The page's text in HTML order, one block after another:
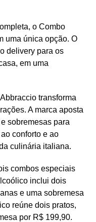
o Combo
uma única opção. O
delivery para os
em uma
transforma
A marca aposta
sobremesas para
conforto e ao
culinária italiana.
combos especiais
inclui dois
e uma sobremesa
reúne dois pratos,
por R$ 199,90.